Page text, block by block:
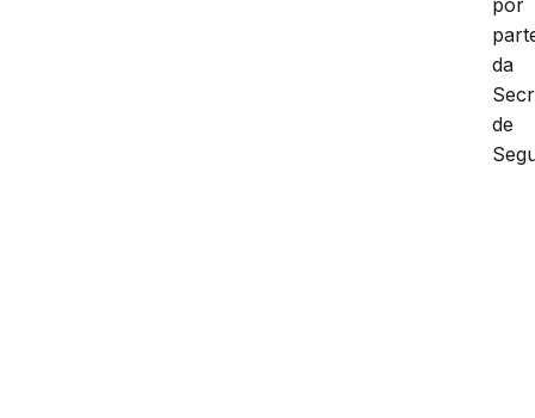
da
de